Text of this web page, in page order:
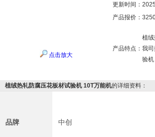
点击放大
更新时间：
产品报价：
产品特点：
植
我
验机
植绒热轧防腐压花板材试验机 10T万能机的详细资料：
品牌 中创